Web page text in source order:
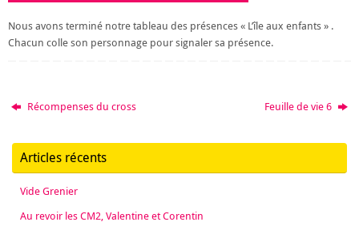
Nous avons terminé notre tableau des présences « L’île aux enfants » .
Chacun colle son personnage pour signaler sa présence.
Récompenses du cross Feuille de vie 6
Articles récents
Vide Grenier
Au revoir les CM2, Valentine et Corentin